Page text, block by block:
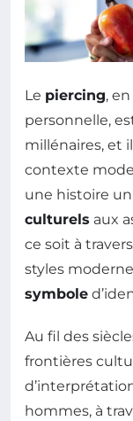
Le piercing,
personnelle,
millénaires, et
contexte
une histoire
culturels aux
ce soit à
styles
symbole
Au fil des
frontières
hommes, à